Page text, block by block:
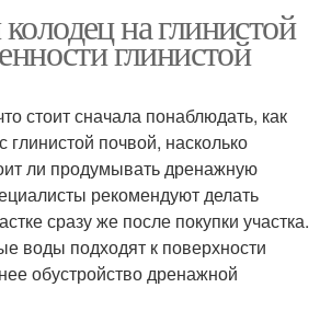
на глинистой
глинистой
стоит сначала понаблюдать, как
глинистой почвой, насколько
ли продумывать дренажную
рекомендуют делать
сразу же после покупки участка.
воды подходят к поверхности
обустройство дренажной